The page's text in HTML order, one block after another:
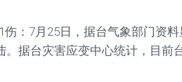
伤：7月25日，据台气象部门资
。据台灾害应变中心统计，目前